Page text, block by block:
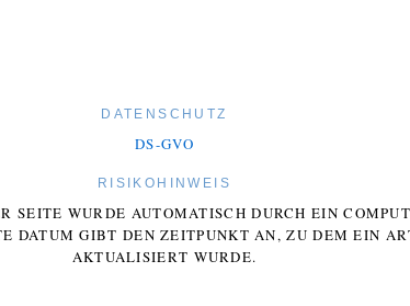
DATENSCHUTZ
DS-GVO
RISIKOHINWEIS
SEITE WURDE AUTOMATISCH DURCH EIN
DATUM GIBT DEN ZEITPUNKT AN, ZU DEM EIN
AKTUALISIERT WURDE.